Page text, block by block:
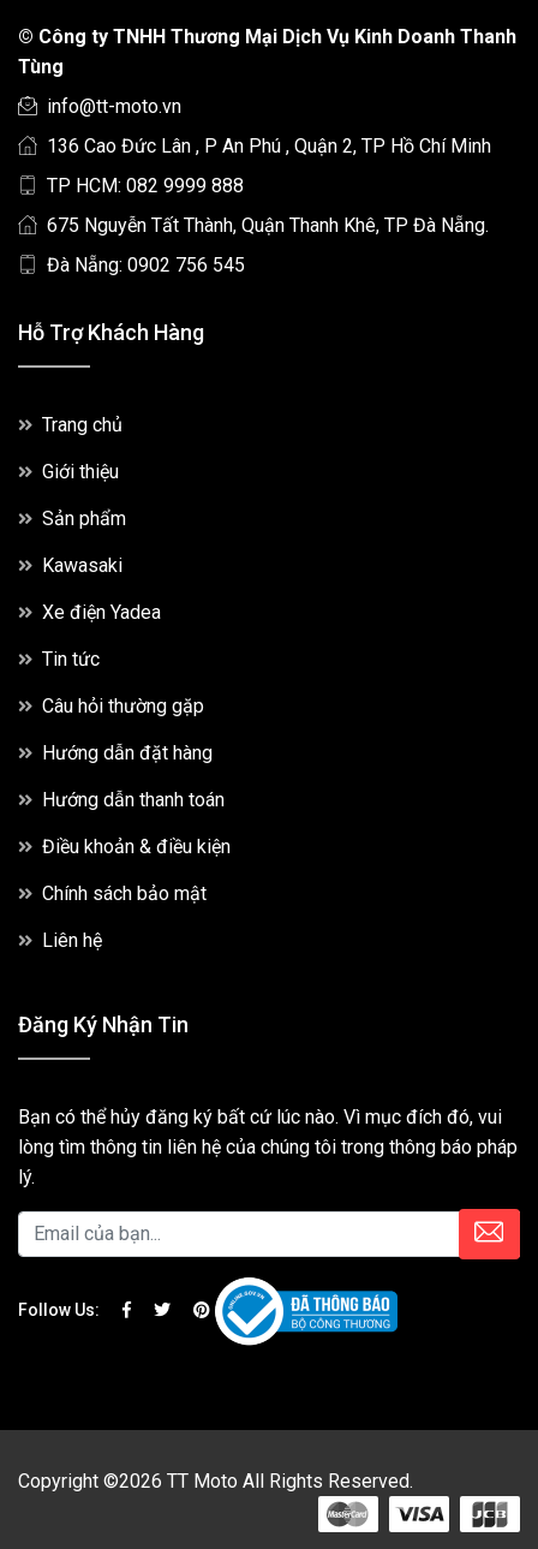
© Công ty TNHH Thương Mại Dịch Vụ Kinh Doanh Thanh
Tùng
info@tt-moto.vn
136 Cao Đức Lân , P An Phú , Quận 2, TP Hồ Chí Minh
TP HCM: 082 9999 888
675 Nguyễn Tất Thành, Quận Thanh Khê, TP Đà Nẵng.
Đà Nẵng: 0902 756 545
Hỗ Trợ Khách Hàng
Trang chủ
Giới thiệu
Sản phẩm
Kawasaki
Xe điện Yadea
Tin tức
Câu hỏi thường gặp
Hướng dẫn đặt hàng
Hướng dẫn thanh toán
Điều khoản & điều kiện
Chính sách bảo mật
Liên hệ
Đăng Ký Nhận Tin
Bạn có thể hủy đăng ký bất cứ lúc nào. Vì mục đích đó, vui
lòng tìm thông tin liên hệ của chúng tôi trong thông báo pháp
lý.
Follow Us:
Copyright ©2026 TT Moto All Rights Reserved.